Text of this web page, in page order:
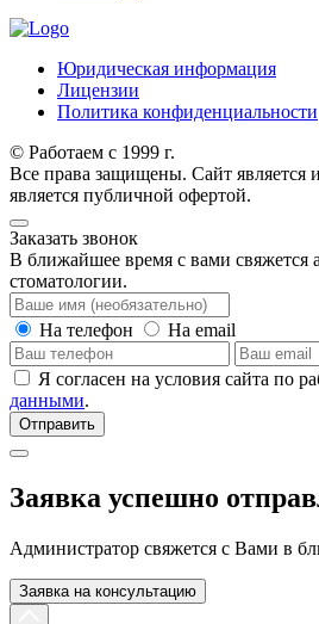
Юридическая информация
Лицензии
Политика конфиденциальности
© Работаем с 1999 г.
Все права защищены. Сайт
является публичной офертой.
Заказать звонок
В ближайшее время с вами свяжется
стоматологии.
На телефон На email
Я согласен на условия сайта по
данными.
Отправить
Заявка успешно
Администратор свяжется с Вами в
Заявка на консультацию